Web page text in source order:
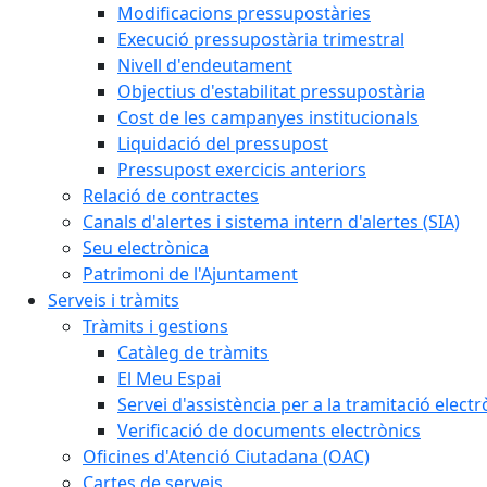
Modificacions pressupostàries
Execució pressupostària trimestral
Nivell d'endeutament
Objectius d'estabilitat pressupostària
Cost de les campanyes institucionals
Liquidació del pressupost
Pressupost exercicis anteriors
Relació de contractes
Canals d'alertes i sistema intern d'alertes (SIA)
Seu electrònica
Patrimoni de l'Ajuntament
Serveis i tràmits
Tràmits i gestions
Catàleg de tràmits
El Meu Espai
Servei d'assistència per a la tramitació
Verificació de documents electrònics
Oficines d'Atenció Ciutadana (OAC)